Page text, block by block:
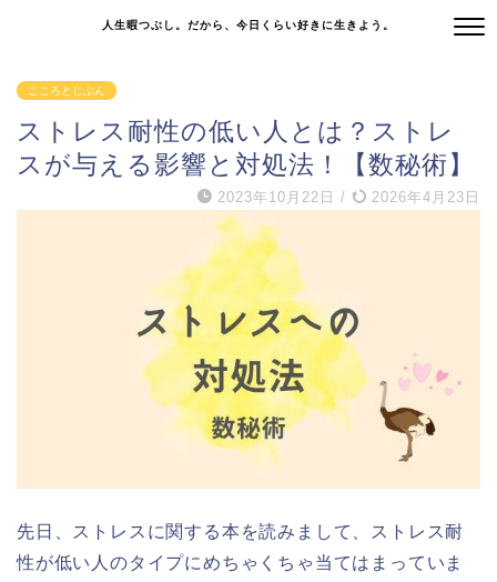
人生暇つぶし。だから、今日くらい好きに生きよう。
こころとじぶん
ストレス耐性の低い人とは？ストレ
スが与える影響と対処法！【数秘術】
2023年10月22日 / 2026年4月23日
先日、ストレスに関する本を読みまして、ストレス耐
性が低い人のタイプにめちゃくちゃ当てはまっていま